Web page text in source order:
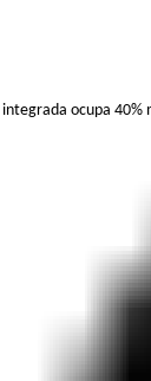
ocupa